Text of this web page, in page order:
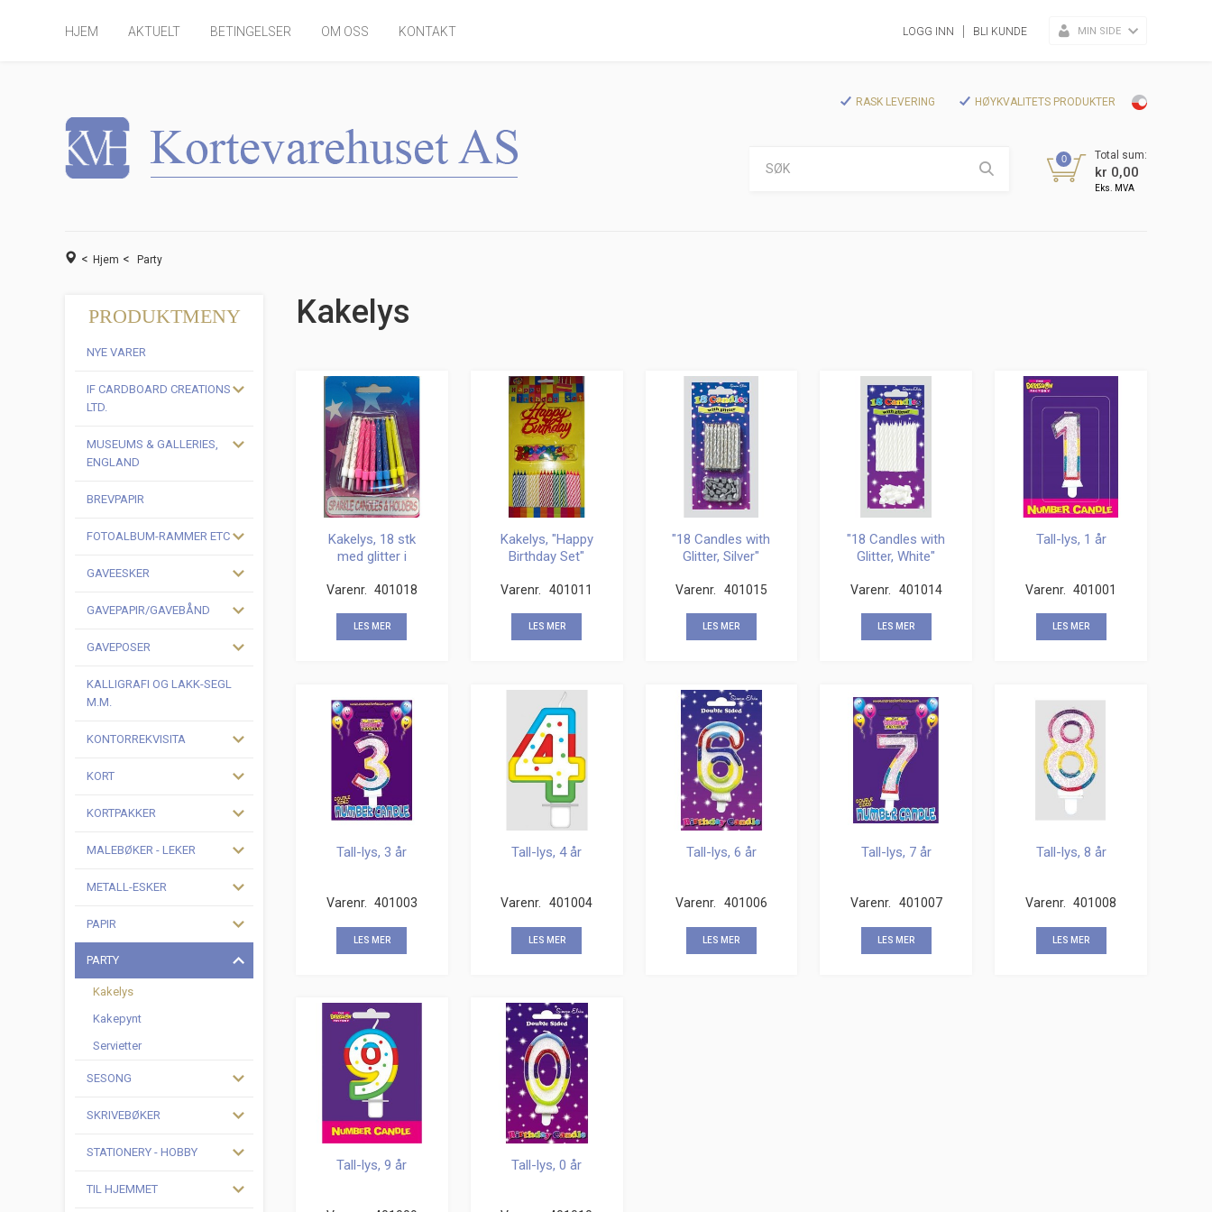
HJEM AKTUELT BETINGELSER OM OSS KONTAKT LOGG INN BLI KUNDE MIN SIDE
RASK LEVERING HØYKVALITETS PRODUKTER
0 Total sum:
kr 0,00
Eks. MVA
< Hjem < Party
PRODUKTMENY
NYE VARER
IF CARDBOARD CREATIONS
LTD.
MUSEUMS & GALLERIES,
ENGLAND
BREVPAPIR
FOTOALBUM-RAMMER ETC
GAVEESKER
GAVEPAPIR/GAVEBÅND
GAVEPOSER
KALLIGRAFI OG LAKK-SEGL
M.M.
KONTORREKVISITA
KORT
KORTPAKKER
MALEBØKER - LEKER
METALL-ESKER
PAPIR
PARTY
Kakelys
Kakepynt
Servietter
SESONG
SKRIVEBØKER
STATIONERY - HOBBY
TIL HJEMMET
Kakelys
Kakelys, 18 stk
med glitter i
Varenr. 401018
LES MER
Kakelys, "Happy
Birthday Set"
Varenr. 401011
LES MER
"18 Candles with
Glitter, Silver"
Varenr. 401015
LES MER
"18 Candles with
Glitter, White"
Varenr. 401014
LES MER
Tall-lys, 1 år
Varenr. 401001
LES MER
Tall-lys, 3 år
Varenr. 401003
LES MER
Tall-lys, 4 år
Varenr. 401004
LES MER
Tall-lys, 6 år
Varenr. 401006
LES MER
Tall-lys, 7 år
Varenr. 401007
LES MER
Tall-lys, 8 år
Varenr. 401008
LES MER
Tall-lys, 9 år Tall-lys, 0 år